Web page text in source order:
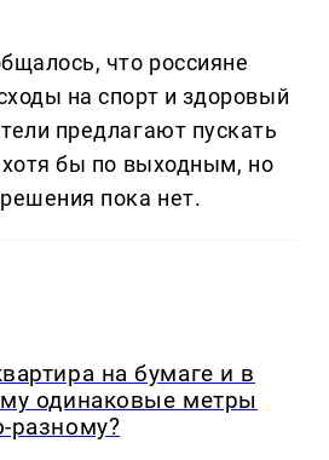
что россияне
на спорт и здоровый
предлагают пускать
бы по выходным, но
пока нет.
на бумаге и в
одинаковые метры
разному?